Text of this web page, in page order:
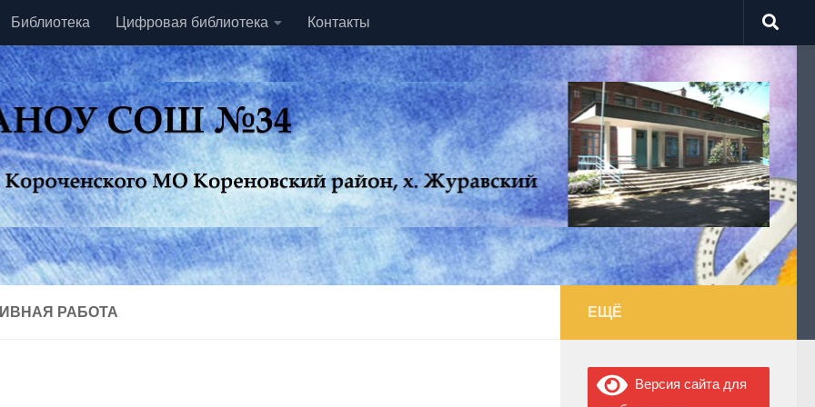
Библиотека Цифровая библиотека Контакты
РАБОТА ЕЩЁ
Версия сайта для